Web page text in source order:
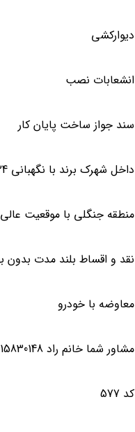
دیوارکشی
انشعابات نصب
سند جواز ساخت پایان کار
داخل شهرک برند با نگهبانی 24 ساعته
منطقه جنگلی با موقعیت عالی
نقد و اقساط بلند مدت بدون
معاوضه با خودرو
مشاور شما خانم راد 09115830148
کد 577